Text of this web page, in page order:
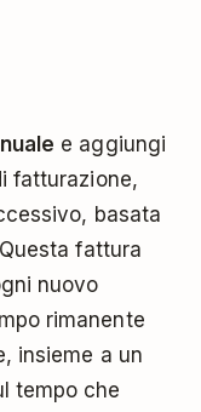
e aggiungi
fatturazione,
basata
fattura
nuovo
rimanente
insieme a un
tempo che